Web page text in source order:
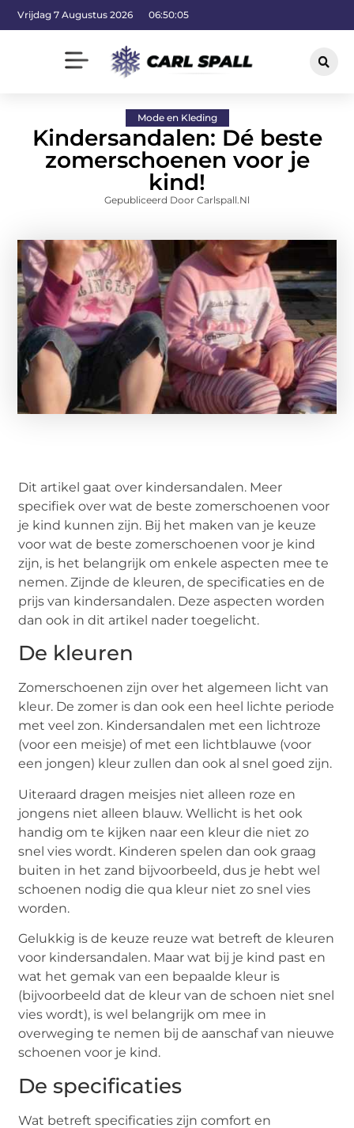
Vrijdag 7 Augustus 2026 06:50:06
Mode en Kleding
Kindersandalen: Dé beste
zomerschoenen voor je
kind!
Gepubliceerd Door Carlspall.nl
Dit artikel gaat over kindersandalen. Meer
specifiek over wat de beste zomerschoenen voor
je kind kunnen zijn. Bij het maken van je keuze
voor wat de beste zomerschoenen voor je kind
zijn, is het belangrijk om enkele aspecten mee te
nemen. Zijnde de kleuren, de specificaties en de
prijs van kindersandalen. Deze aspecten worden
dan ook in dit artikel nader toegelicht.
De kleuren
Zomerschoenen zijn over het algemeen licht van
kleur. De zomer is dan ook een heel lichte periode
met veel zon. Kindersandalen met een lichtroze
(voor een meisje) of met een lichtblauwe (voor
een jongen) kleur zullen dan ook al snel goed zijn.
Uiteraard dragen meisjes niet alleen roze en
jongens niet alleen blauw. Wellicht is het ook
handig om te kijken naar een kleur die niet zo
snel vies wordt. Kinderen spelen dan ook graag
buiten in het zand bijvoorbeeld, dus je hebt wel
schoenen nodig die qua kleur niet zo snel vies
worden.
Gelukkig is de keuze reuze wat betreft de kleuren
voor kindersandalen. Maar wat bij je kind past en
wat het gemak van een bepaalde kleur is
(bijvoorbeeld dat de kleur van de schoen niet snel
vies wordt), is wel belangrijk om mee in
overweging te nemen bij de aanschaf van nieuwe
schoenen voor je kind.
De specificaties
Wat betreft specificaties zijn comfort en